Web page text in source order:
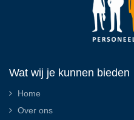
Wat wij je kunnen bieden
Home
Over ons